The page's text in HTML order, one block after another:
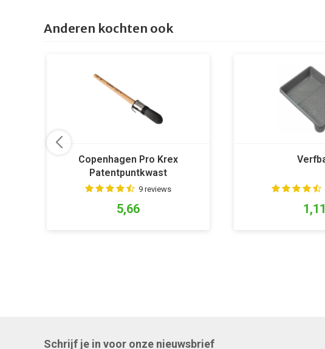
Anderen kochten ook
Copenhagen Pro Krex
Patentpuntkwast
9 reviews
5,66 1,11
Schrijf je in voor onze nieuwsbrief